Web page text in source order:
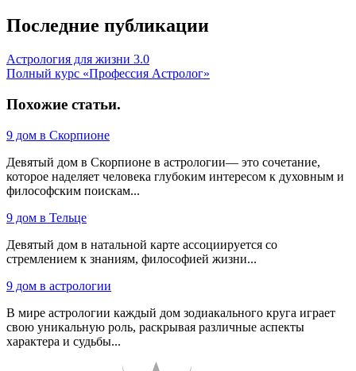
Последние публикации
Астрология для жизни 3.0
Полный курс «Профессия Астролог»
Похожие статьи.
9 дом в Скорпионе
Девятый дом в Скорпионе в астрологии— это сочетание,
которое наделяет человека глубоким интересом к духовным и
философским поискам...
9 дом в Тельце
Девятый дом в натальной карте ассоциируется со
стремлением к знаниям, философией жизни...
9 дом в астрологии
В мире астрологии каждый дом зодиакального круга играет
свою уникальную роль, раскрывая различные аспекты
характера и судьбы...